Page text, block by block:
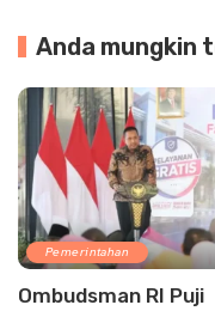
Anda mungkin
Pemerintahan
Ombudsman RI Puji